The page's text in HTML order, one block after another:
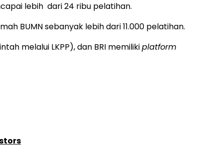
lebih dari 24 ribu pelatihan.
BUMN sebanyak lebih dari 11.000 pelatihan.
melalui LKPP), dan BRI memilikiplatform